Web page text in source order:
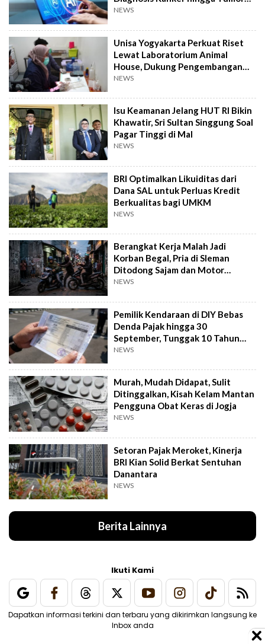
Otak Lebih Cepat
NEWS
Unisa Yogyakarta Perkuat Riset
Lewat Laboratorium Animal
House, Dukung Pengembangan
Kandidat Obat
NEWS
Isu Keamanan Jelang HUT RI Bikin
Khawatir, Sri Sultan Singgung Soal
Pagar Tinggi di Mal
NEWS
BRI Optimalkan Likuiditas dari
Dana SAL untuk Perluas Kredit
Berkualitas bagi UMKM
NEWS
Berangkat Kerja Malah Jadi
Korban Begal, Pria di Sleman
Ditodong Sajam dan Motor
Digasak
NEWS
Pemilik Kendaraan di DIY Bebas
Denda Pajak hingga 30
September, Tunggak 10 Tahun
Cukup Bayar 5 Tahun
NEWS
Murah, Mudah Didapat, Sulit
Ditinggalkan, Kisah Kelam Mantan
Pengguna Obat Keras di Jogja
NEWS
Setoran Pajak Meroket, Kinerja
BRI Kian Solid Berkat Sentuhan
Danantara
NEWS
Berita Lainnya
Ikuti Kami
Dapatkan informasi terkini dan terbaru yang dikirimkan langsung ke
Inbox anda